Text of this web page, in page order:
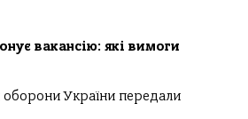
вакансію: які вимоги
України передали